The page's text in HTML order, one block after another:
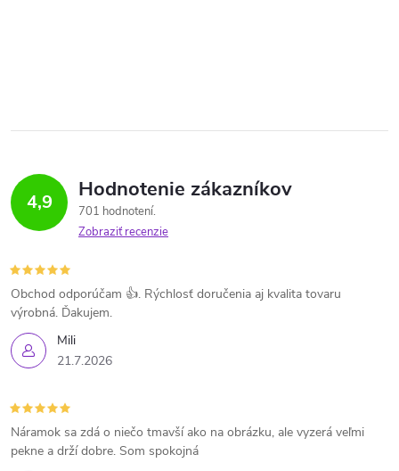
4,9 Hodnotenie zákazníkov
701 hodnotení
Zobraziť recenzie
Mili
21.7.2026
Obchod odporúčam 👍. Rýchlosť doručenia aj kvalita tovaru
výrobná. Ďakujem.
Náramok sa zdá o niečo tmavší ako na obrázku, ale vyzerá veľmi
pekne a drží dobre. Som spokojná